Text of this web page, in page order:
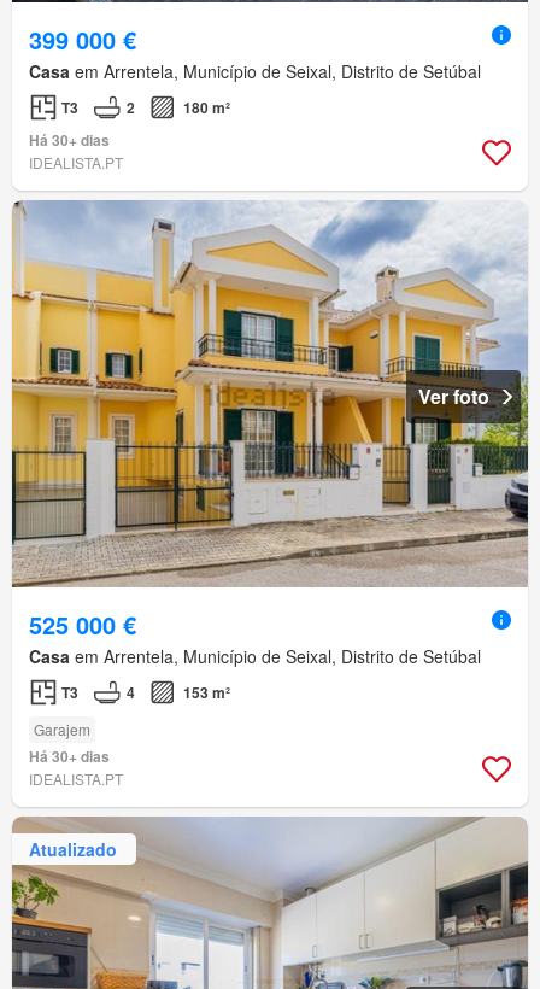
399 000 €
Casa em Arrentela, Município de Seixal, Distrito de Setúbal
T3 2
180 m²
Há 30+ dias
IDEALISTA.PT
Ver foto
525 000 €
Casa em Arrentela, Município de Seixal, Distrito de Setúbal
T3 4 153 m²
Garajem
Há 30+ dias
IDEALISTA.PT
Atualizado